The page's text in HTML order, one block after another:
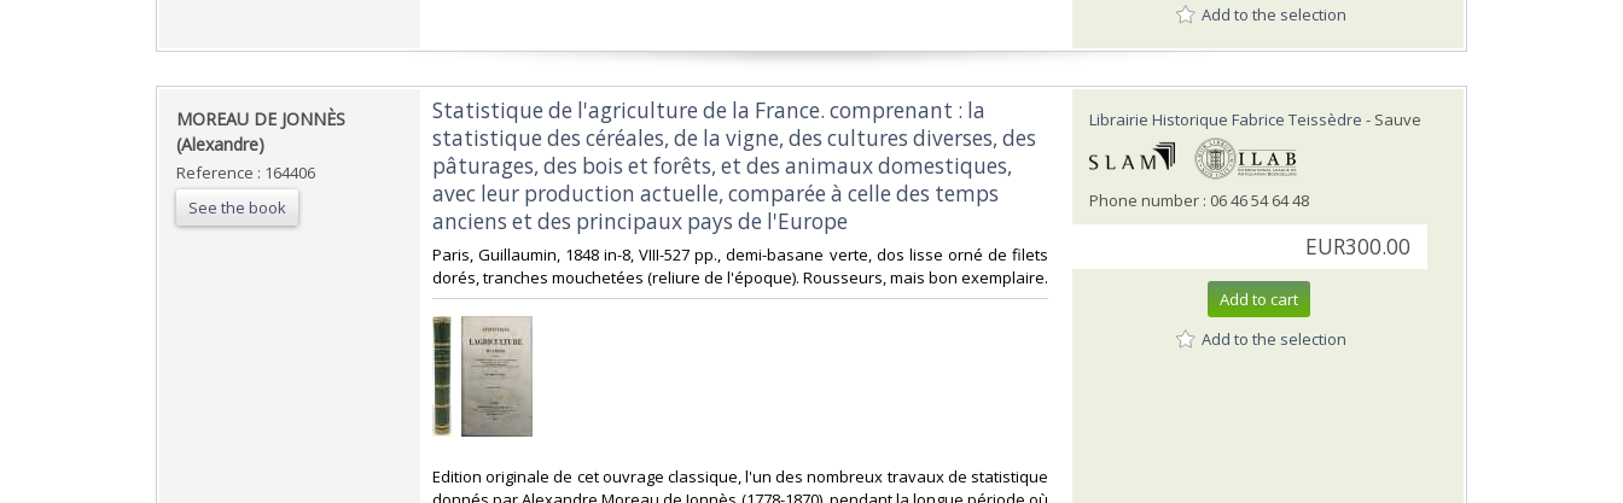
Add to the selection
‎MOREAU DE JONNÈS
(Alexandre)‎
Reference : 164406
See the book
‎Statistique de l'agriculture de la France. comprenant : la
statistique des céréales, de la vigne, des cultures diverses, des
pâturages, des bois et forêts, et des animaux domestiques,
avec leur production actuelle, comparée à celle des temps
anciens et des principaux pays de l'Europe‎
‎Paris, Guillaumin, 1848 in-8, VIII-527 pp., demi-basane verte, dos lisse orné de filets
dorés, tranches mouchetées (reliure de l'époque). Rousseurs, mais bon exemplaire.‎
‎Edition originale de cet ouvrage classique, l'un des nombreux travaux de statistique
Librairie Historique Fabrice Teissèdre - Sauve
Phone number : 06 46 54 64 48
EUR300.00
Add to cart
Add to the selection